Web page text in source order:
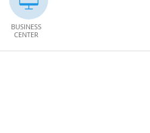
BUSINESS
CENTER